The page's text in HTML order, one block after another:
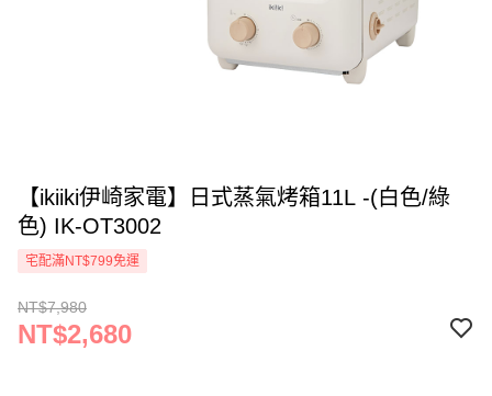
【ikiiki伊崎家電】日式蒸氣烤箱11L -(白色/綠
色) IK-OT3002
宅配滿NT$799免運
NT$7,980
NT$2,680